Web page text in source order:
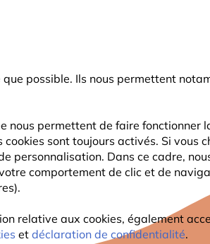
possible. Ils nous permettent
nous permettent de faire fonctionner
sont toujours activés. Si vous
personnalisation. Dans ce cadre,
comportement de clic et de
relative aux cookies, également
et déclaration de confidentialité.
OBSERVATION ENFANTS